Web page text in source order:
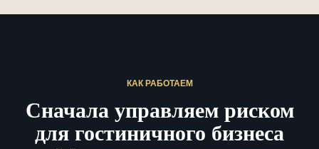
КАК РАБОТАЕМ
Сначала управляем риском
для гостиничного бизнеса